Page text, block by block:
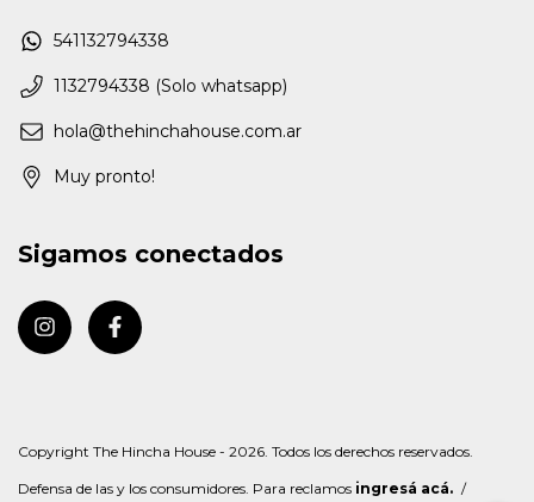
541132794338
1132794338 (Solo whatsapp)
hola@thehinchahouse.com.ar
Muy pronto!
Sigamos conectados
Copyright The Hincha House - 2026. Todos los derechos reservados.
Defensa de las y los consumidores. Para reclamos ingresá acá. /